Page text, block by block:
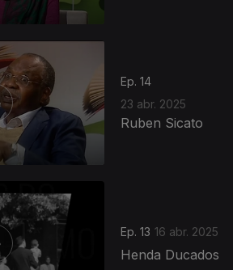
Ep. 14
23 abr. 2025
Ruben Sicato
Ep. 13 16 abr. 2025
Henda Ducados